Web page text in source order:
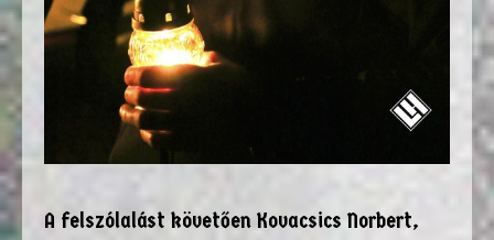
A felszólalást követően Kovacsics Norbert,